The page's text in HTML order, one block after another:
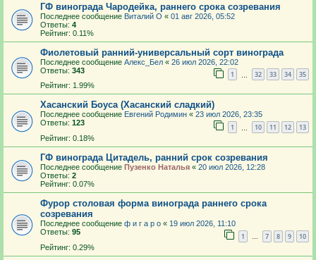
ГФ винограда Чародейка, раннего срока созревания
Последнее сообщение Виталий О « 01 авг 2026, 05:52
Ответы: 4
Рейтинг: 0.11%
Фиолетовый ранний-универсальный сорт винограда
Последнее сообщение Алекс_Бел « 26 июл 2026, 22:02
Ответы: 343 1 32 33 34 35
Рейтинг: 1.99%
Хасанский Боуса (Хасанский сладкий)
Последнее сообщение Евгений Родимин « 23 июл 2026, 23:35
Ответы: 123 1 10 11 12 13
Рейтинг: 0.18%
ГФ винограда Цитадель, ранний срок созревания
Последнее сообщение Пузенко Наталья « 20 июл 2026, 12:28
Ответы: 2
Рейтинг: 0.07%
Фурор столовая форма винограда раннего срока
созревания
Последнее сообщение ф и г а р о « 19 июл 2026, 11:10
Ответы: 95 1 … 7 8 9 10
Рейтинг: 0.29%